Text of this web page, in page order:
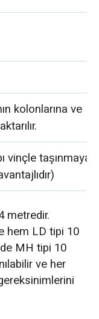
kolonlarına ve
vinçle taşınmaya
metredir.
hem LD tipi 10
MH tipi 10
ve her